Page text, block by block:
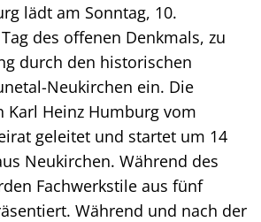
lädt am Sonntag, 10.
des offenen Denkmals, zu
durch den historischen
Neukirchen ein. Die
Karl Heinz Humburg vom
geleitet und startet um 14
Neukirchen. Während des
Fachwerkstile aus fünf
Während und nach der